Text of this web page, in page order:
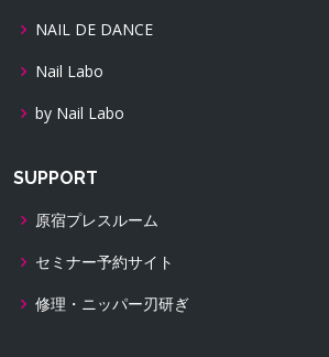
NAIL DE DANCE
Nail Labo
by Nail Labo
SUPPORT
原宿プレスルーム
セミナー予約サイト
修理・ニッパー刃研ぎ